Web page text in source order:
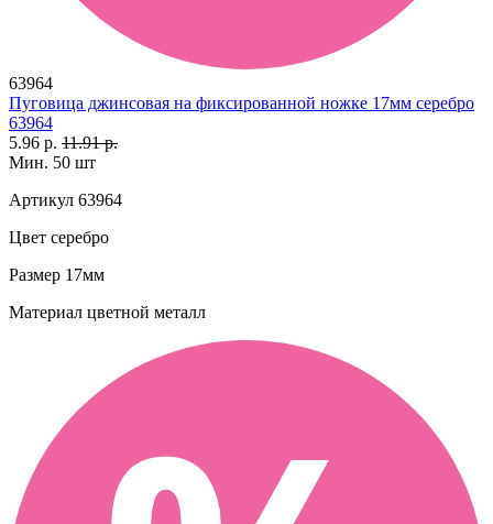
63964
Пуговица джинсовая на фиксированной ножке 17мм серебро
63964
5.96 р. 11.91 р.
Мин. 50 шт
Артикул 63964
Цвет серебро
Размер 17мм
Материал цветной металл